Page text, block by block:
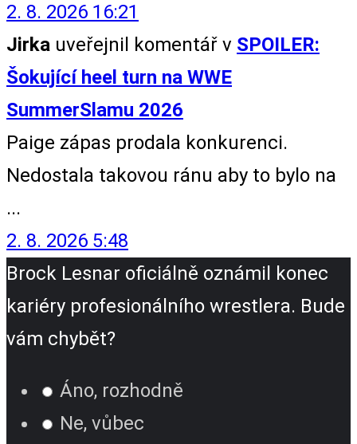
2. 8. 2026 16:21
Jirka uveřejnil komentář v SPOILER:
Šokující heel turn na WWE
SummerSlamu 2026
Paige zápas prodala konkurenci.
Nedostala takovou ránu aby to bylo na
...
2. 8. 2026 5:48
Brock Lesnar oficiálně oznámil konec
kariéry profesionálního wrestlera. Bude
vám chybět?
Áno, rozhodně
Ne, vůbec